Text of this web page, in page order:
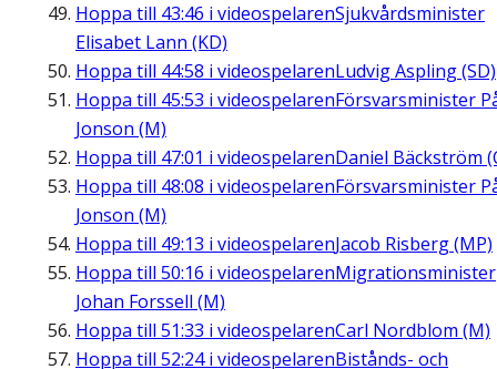
Hoppa till 43:46 i videospelarenSjukvårdsminister
Elisabet Lann (KD)
Hoppa till 44:58 i videospelarenLudvig Aspling (SD)
Hoppa till 45:53 i videospelarenFörsvarsminister
Jonson (M)
Hoppa till 47:01 i videospelarenDaniel Bäckström
Hoppa till 48:08 i videospelarenFörsvarsminister
Jonson (M)
Hoppa till 49:13 i videospelarenJacob Risberg (MP)
Hoppa till 50:16 i videospelarenMigrationsminister
Johan Forssell (M)
Hoppa till 51:33 i videospelarenCarl Nordblom (M)
Hoppa till 52:24i videospelarenBistånds- och